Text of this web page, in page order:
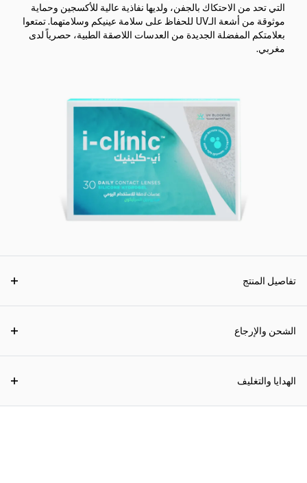
التي تحد من الاحتكاك بالجفن، ولديها نفاذية عالية للأكسجين وحماية
موثوقة من أشعة الـUV للحفاظ على سلامة عينيكم وسلامتهما. تمتعوا
بعلامتكم المفضلة الجديدة من العدسات اللاصقة الطبية، حصرياً لدى
مغربي.
تفاصيل المنتج
الشحن والإرجاع
الهدايا والتغليف